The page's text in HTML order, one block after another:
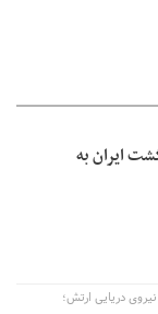
نسبت به
ایران به
دریایی ارتش؛